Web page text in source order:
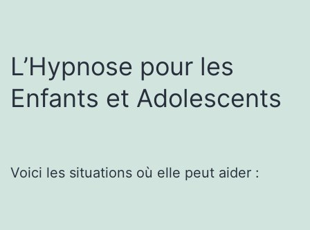
L’Hypnose pour les
Enfants et Adolescents
Voici les situations où elle peut aider :